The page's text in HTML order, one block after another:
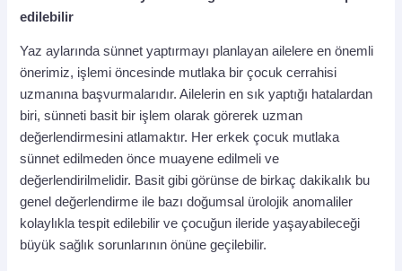
edilebilir
Yaz aylarında sünnet yaptırmayı planlayan ailelere en önemli
önerimiz, işlemi öncesinde mutlaka bir çocuk cerrahisi
uzmanına başvurmalarıdır. Ailelerin en sık yaptığı hatalardan
biri, sünneti basit bir işlem olarak görerek uzman
değerlendirmesini atlamaktır. Her erkek çocuk mutlaka
sünnet edilmeden önce muayene edilmeli ve
değerlendirilmelidir. Basit gibi görünse de birkaç dakikalık bu
genel değerlendirme ile bazı doğumsal ürolojik anomaliler
kolaylıkla tespit edilebilir ve çocuğun ileride yaşayabileceği
büyük sağlık sorunlarının önüne geçilebilir.